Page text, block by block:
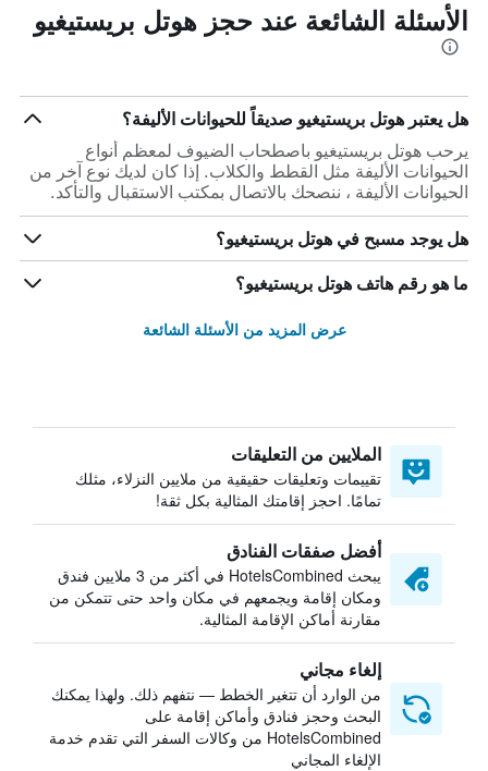
الأسئلة الشائعة عند حجز هوتل بريستيغيو
هل يعتبر هوتل بريستيغيو صديقاً للحيوانات الأليفة؟
يرحب هوتل بريستيغيو باصطحاب الضيوف لمعظم أنواع
الحيوانات الأليفة مثل القطط والكلاب. إذا كان لديك نوع آخر من
الحيوانات الأليفة ، ننصحك بالاتصال بمكتب الاستقبال والتأكد.
هل يوجد مسبح في هوتل بريستيغيو؟
ما هو رقم هاتف هوتل بريستيغيو؟
عرض المزيد من الأسئلة الشائعة
الملايين من التعليقات
تقييمات وتعليقات حقيقية من ملايين النزلاء، مثلك
تمامًا. احجز إقامتك المثالية بكل ثقة!
أفضل صفقات الفنادق
يبحث HotelsCombined في أكثر من 3 ملايين فندق
ومكان إقامة ويجمعهم في مكان واحد حتى تتمكن من
مقارنة أماكن الإقامة المثالية.
إلغاء مجاني
من الوارد أن تتغير الخطط — نتفهم ذلك. ولهذا يمكنك
البحث وحجز فنادق وأماكن إقامة على
HotelsCombined من وكالات السفر التي تقدم خدمة
الإلغاء المجاني